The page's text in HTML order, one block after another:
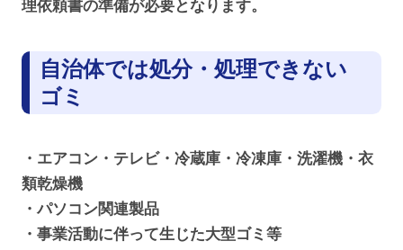
理依頼書の準備が必要となります。
自治体では処分・処理できない
ゴミ
・エアコン・テレビ・冷蔵庫・冷凍庫・洗濯機・衣
類乾燥機
・パソコン関連製品
・事業活動に伴って生じた大型ゴミ等